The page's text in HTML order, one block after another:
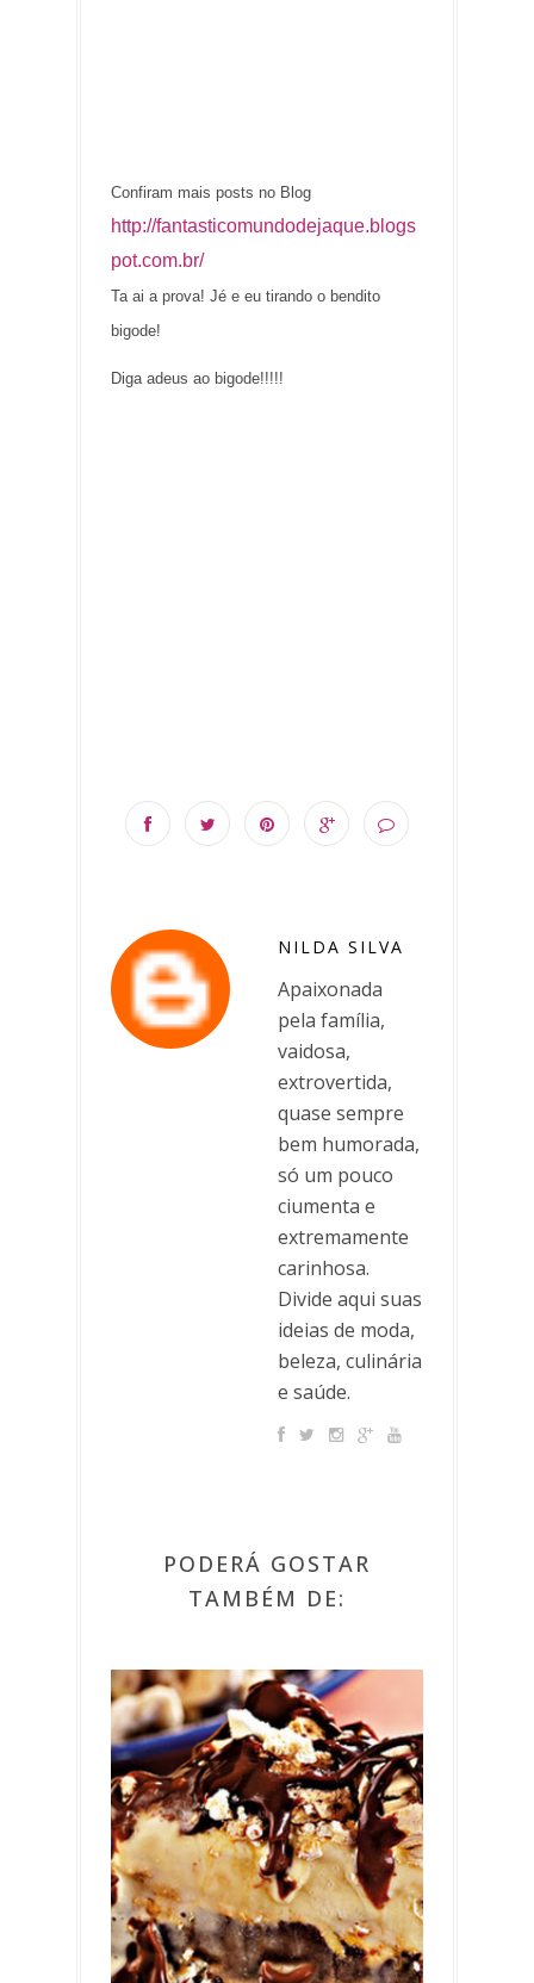
Confiram mais posts no Blog
http://fantasticomundodejaque.blogs
pot.com.br/
Ta ai a prova! Jé e eu tirando o bendito
bigode!
Diga adeus ao bigode!!!!!
NILDA SILVA
Apaixonada
pela família,
vaidosa,
extrovertida,
quase sempre
bem humorada,
só um pouco
ciumenta e
extremamente
carinhosa.
Divide aqui suas
ideias de moda,
beleza, culinária
e saúde.
PODERÁ GOSTAR
TAMBÉM DE: